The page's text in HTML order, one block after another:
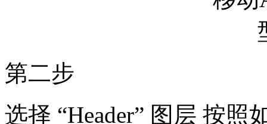
第二步
选择 “Header” 图层 按照